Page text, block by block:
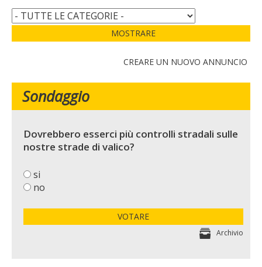
MOSTRARE
CREARE UN NUOVO ANNUNCIO
Sondaggio
Dovrebbero esserci più controlli stradali sulle
nostre strade di valico?
si
no
VOTARE
Archivio